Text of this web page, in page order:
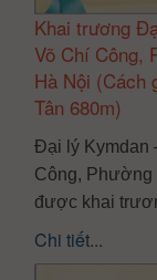
Khai trương
Võ Chí Công,
Hà Nội (Cách
Tân 680m)
Đại lý Kymdan
Công, Phường
được khai
Chi tiết...